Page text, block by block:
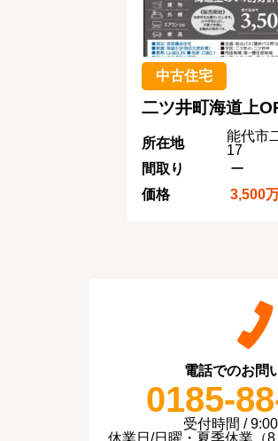
中古住宅
二ツ井町海道上
所在地
能代市
17
間取り
ー
価格
3,500
電話でのお問
0185-
受付時間 /
休業日/日曜・夏季休業（